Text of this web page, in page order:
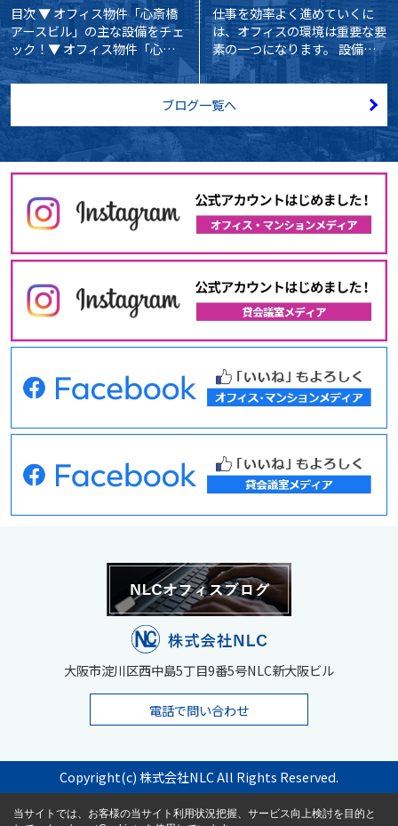
目次 ▼ オフィス物件「心斎橋
アースビル」の主な設備をチェ
ック！▼ オフィス物件「心斎
橋アースビ...
仕事を効率よく進めていくに
は、オフィスの環境は重要な要
素の一つになります。 設備や
周辺の環境が...
ブログ一覧へ
大阪市淀川区西中島5丁目9番5号NLC新大阪ビル
電話で問い合わせ
Copyright(c) 株式会社NLC All Rights Reserved.
当サイトでは、お客様の当サイト利用状況把握、サービス向上検討を目的と